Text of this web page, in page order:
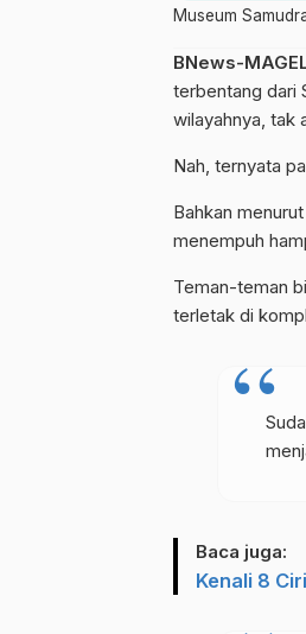
Museum
BNews-
terbentang dari
wilayahnya, tak
Nah, ternyata
Bahkan
menempuh
Teman-teman
terletak di
Baca juga:
Kenali 8